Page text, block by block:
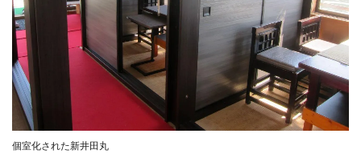
個室化された新井田丸